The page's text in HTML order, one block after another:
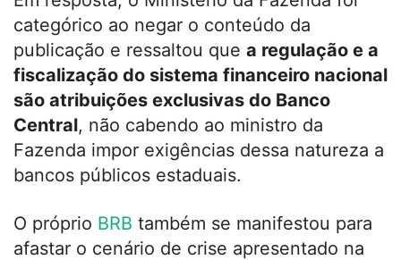
categórico ao negar o conteúdo da
publicação e ressaltou que a regulação e a
fiscalização do sistema financeiro nacional
são atribuições exclusivas do Banco
Central, não cabendo ao ministro da
Fazenda impor exigências dessa natureza a
bancos públicos estaduais.
O próprio BRB também se manifestou para
afastar o cenário de crise apresentado na